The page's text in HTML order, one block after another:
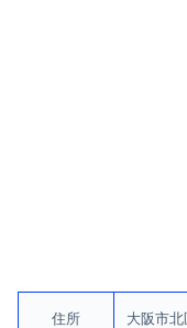
住所 大阪市